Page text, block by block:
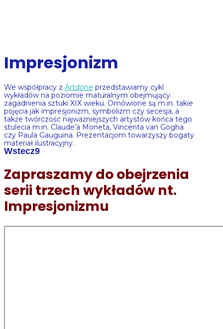
Impresjonizm
We współpracy z Artdone przedstawiamy cykl
wykładów na poziomie maturalnym obejmujący
zagadnienia sztuki XIX wieku. Omówione są m.in. takie
pojęcia jak impresjonizm, symbolizm czy secesja, a
także twórczość najważniejszych artystów końca tego
stulecia m.in. Claude’a Moneta, Vincenta van Gogha
czy Paula Gauguina. Prezentacjom towarzyszy bogaty
materiał ilustracyjny.
Wstecz
Zapraszamy do obejrzenia
serii trzech wykładów nt.
Impresjonizmu